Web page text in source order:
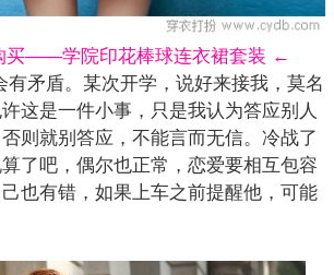
买——学院印花棒球连衣裙套装 ←
矛盾。某次开学，说好来接我，莫名
这是一件小事，只是我认为答应别人
则就别答应，不能言而无信。冷战了
了吧，偶尔也正常，恋爱要相互包容
也有错，如果上车之前提醒他，可能